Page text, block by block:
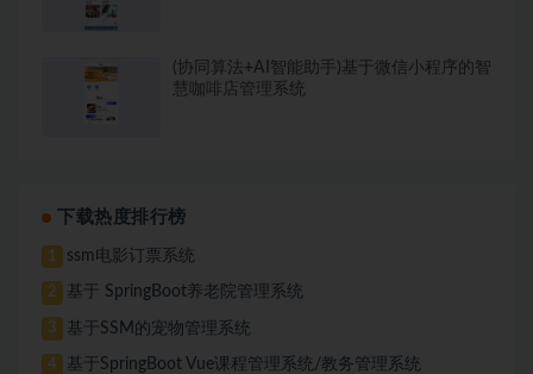
(协同算法+AI智能助手)基于微信小程序的智
慧咖啡店管理系统
下载热度排行榜
1 ssm电影订票系统
2 基于 SpringBoot养老院管理系统
3 基于SSM的宠物管理系统
4 基于SpringBoot Vue课程管理系统/教务管理系统